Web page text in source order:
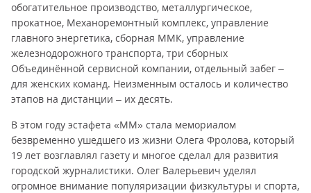
обогатительное производство, металлургическое,
прокатное, Механоремонтный комплекс, управление
главного энергетика, сборная ММК, управление
железнодорожного транспорта, три сборных
Объединённой сервисной компании, отдельный забег –
для женских команд. Неизменным осталось и количество
этапов на дистанции – их десять.
В этом году эстафета «ММ» стала мемориалом
безвременно ушедшего из жизни Олега Фролова, который
19 лет возглавлял газету и многое сделал для развития
городской журналистики. Олег Валерьевич уделял
огромное внимание популяризации физкультуры и спорта,